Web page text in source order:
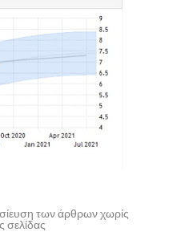
των άρθρων χωρίς
σελίδας